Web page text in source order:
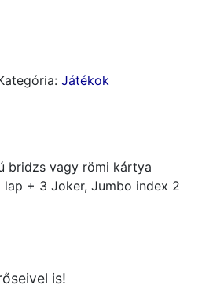
Játékok
bridzs vagy römi kártya
lap + 3 Joker, Jumbo index 2
is!